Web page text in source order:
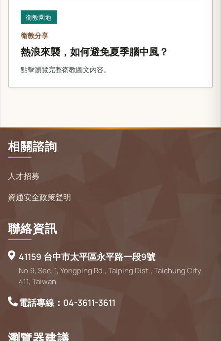
衛教園地
衛教分享
熱浪來襲，如何避免夏季腦中風？
點擊瀏覽完整衛教圖文內容。
相關諮詢
人才招募
資通安全政策聲明
聯絡資訊
41159 台中市太平區永平路一段9號
No.9, Sec. 1, Yongping Rd., Taiping Dist., Taichung City
411, Taiwan
電話專線：04-3611-3611